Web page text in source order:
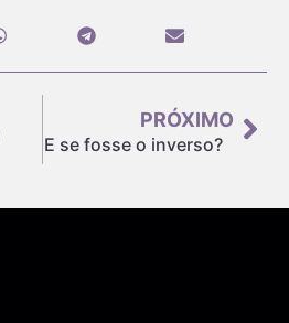
PRÓXIMO
E se fosse o inverso?